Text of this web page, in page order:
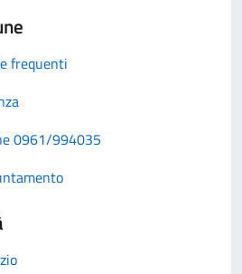
frequenti
0961/994035